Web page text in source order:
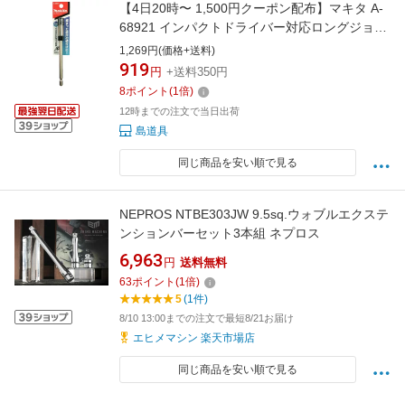
【4日20時〜 1,500円クーポン配布】マキタ A-
68921 インパクトドライバー対応ロングジョイ
ント 150mm ◇
1,269円(価格+送料)
919 円 +送料350円
8ポイント (1倍)
12時までの注文で当日出荷
島道具
同じ商品を安い順で見る
NEPROS NTBE303JW 9.5sq.ウォブルエクステ
ンションバーセット3本組 ネプロス
6,963 円 送料無料
63ポイント (1倍)
5(1件)
8/10 13:00までの注文で最短8/21お届け
エヒメマシン 楽天市場店
同じ商品を安い順で見る